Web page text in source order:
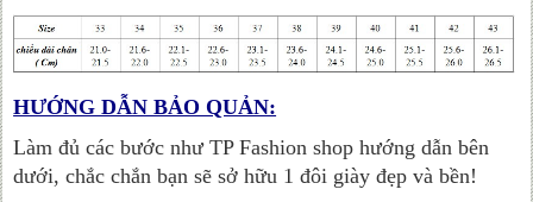
HƯỚNG DẪN BẢO QUẢN:
Làm đủ các bước như TP Fashion shop hướng dẫn bên
dưới, chắc chắn bạn sẽ sở hữu 1 đôi giày đẹp và bền!